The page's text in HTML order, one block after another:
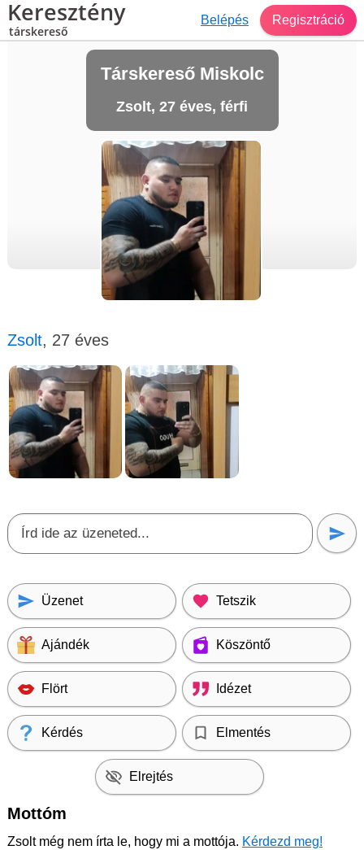
Keresztény
társkereső
Belépés Regisztráció
Társkereső Miskolc
Zsolt, 27 éves, férfi
Zsolt, 27 éves
Üzenet Tetszik
Ajándék Köszöntő
Flört Idézet
Kérdés Elmentés
Elrejtés
Mottóm
Zsolt még nem írta le, hogy mi a mottója. Kérdezd meg!